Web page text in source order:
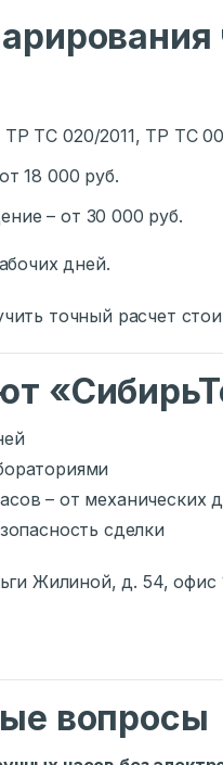
ТС 020/2011, ТР ТС
18 000 руб.
– от 30 000 руб.
дней.
точный расчет
– от механических
сделки
Жилиной, д. 54, офис
вопросы